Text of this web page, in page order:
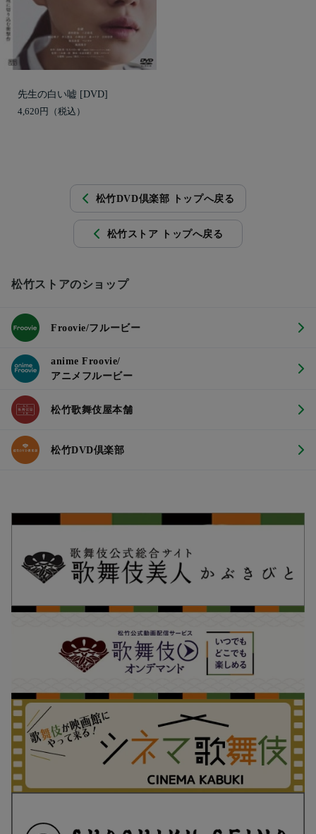
先生の白い嘘 [DVD]
4,620円
松竹DVD倶楽部 トップへ戻る
松竹ストア トップへ戻る
松竹ストアのショップ
Froovie/フルービー
anime Froovie/
アニメフルービー
松竹歌舞伎屋本舗
松竹DVD倶楽部